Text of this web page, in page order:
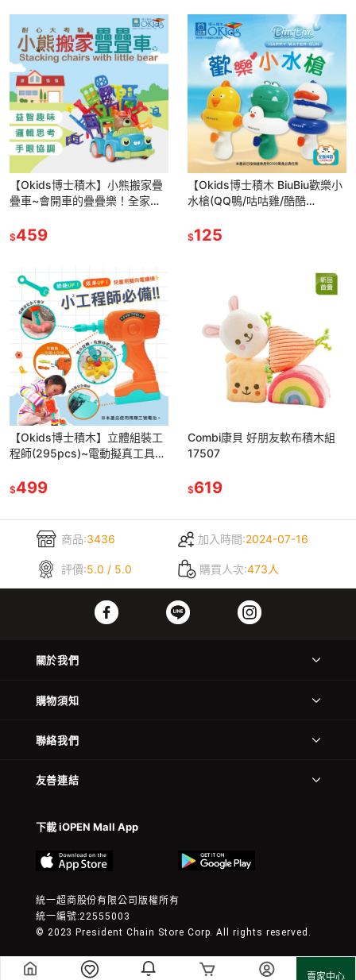
賣家中心
【Okids博士積木】小熊搬家疊
疊車~會開車的疊疊樂！全家一
$459
【Okids博士積木 BiuBiu歡樂小
水槍(QQ鴨/咕咕雞/酷酷
$125
【Okids博士積木】立體組裝工
程師(295pcs)~電動擬真工具
$499
Combi康貝 好朋友軟布積木組
17507
$619
商品:3436 加入時間:2024-07-16
評價:5.0 / 5.0 購買人次:473人
關於我們
購物須知
聯絡我們
友善連結
下載 iOPEN Mall App
統一超商股份有限公司版權所有
統一編號:22555003
© 2023 President Chain Store Corp. All rights reserved.